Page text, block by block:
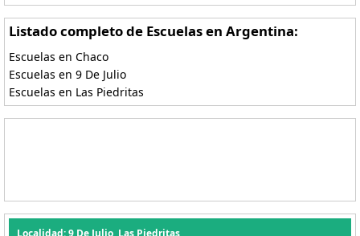
Listado completo de Escuelas en Argentina:
Escuelas en Chaco
Escuelas en 9 De Julio
Escuelas en Las Piedritas
Localidad: 9 De Julio, Las Piedritas